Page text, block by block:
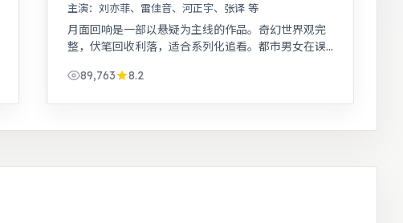
主演： 刘亦菲、雷佳音、河正宇、张译 等
月面回响是一部以悬疑为主线的作品。奇幻世界观完
整，伏笔回收利落，适合系列化追看。都市男女在误
89,763
8.2